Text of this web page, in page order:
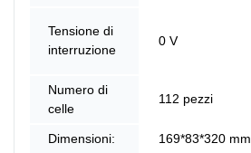
Tensione di
interruzione
0 V
Numero di
celle
112 pezzi
Dimensioni: 169*83*320 mm